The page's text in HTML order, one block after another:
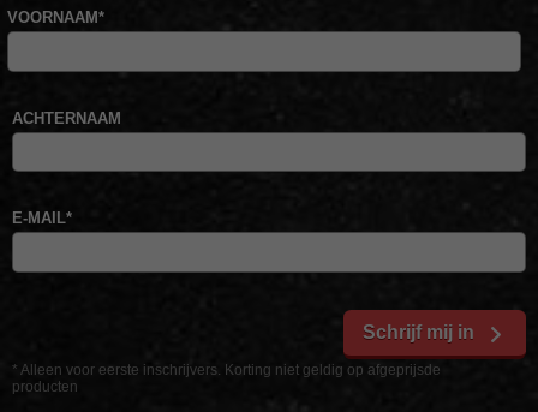
* Alleen voor eerste inschrijvers. Korting niet geldig op afgeprijsde
producten
VOORNAAM*
ACHTERNAAM
E-MAIL*
Schrijf mij in